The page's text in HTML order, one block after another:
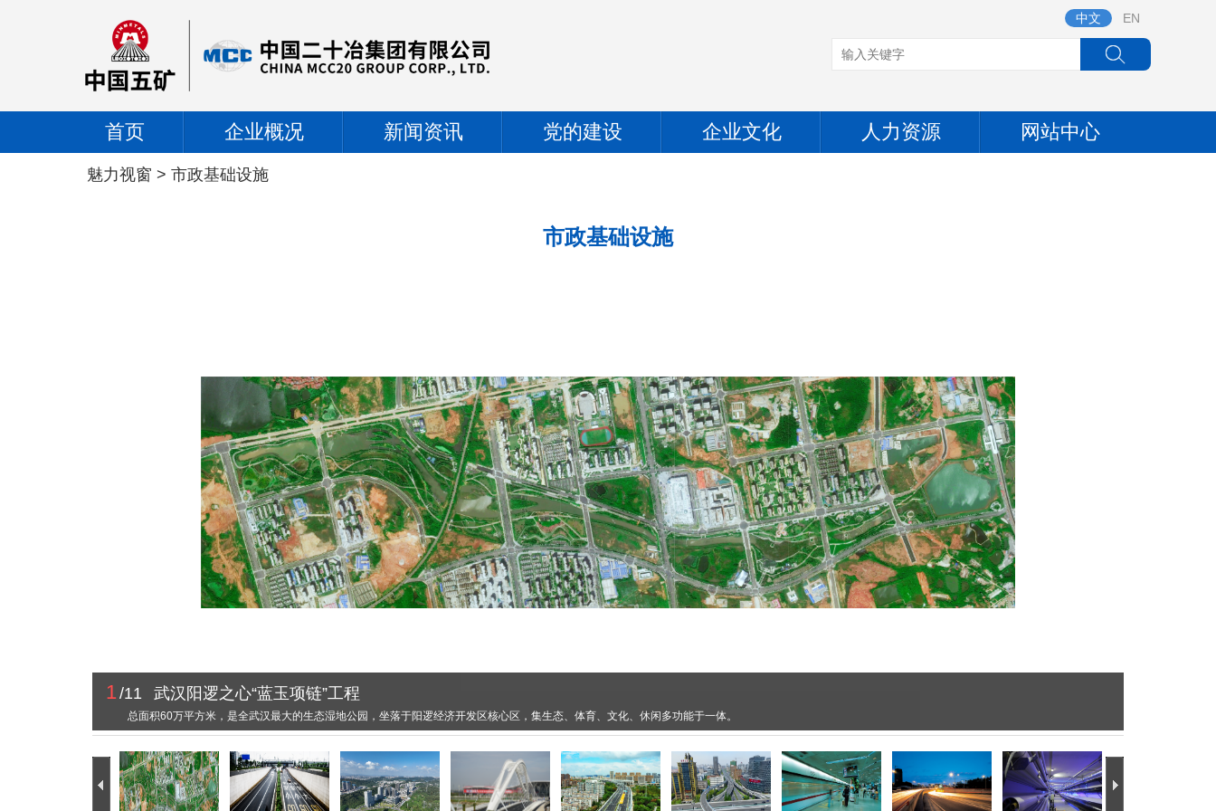
中文 EN
首页 企业概况 新闻资讯 党的建设 企业文化 人力资源 网站中心
魅力视窗 > 市政基础设施
市政基础设施
1/11 武汉阳逻之心“蓝玉项链”工程
总面积60万平方米，是全武汉最大的生态湿地公园，坐落于阳逻经济开发区核心区，集生态、体育、文化、休闲多功能于一体。